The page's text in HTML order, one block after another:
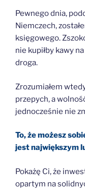
Pewnego dnia,
Niemczech,
księgowego.
nie kupiłby kawy
droga.
Zrozumiałem
przepych, a
jednocześnie nie
To, że możesz
jest największym
Pokażę Ci, że
opartym na